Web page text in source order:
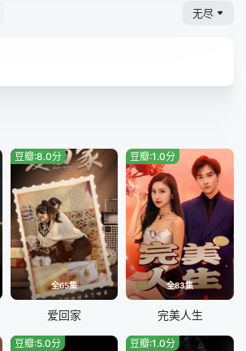
无尽
全65集
豆瓣:8.0分
爱回家
全83集
豆瓣:1.0分
完美人生
豆瓣:5.0分 豆瓣:1.0分